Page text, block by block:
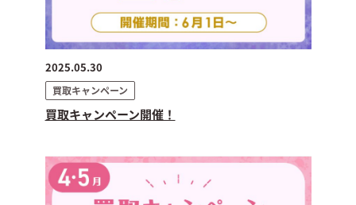
2025.05.30
買取キャンペーン
買取キャンペーン開催！